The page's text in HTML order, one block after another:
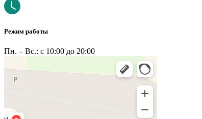
Режим работы
Пн. – Вс.: с 10:00 до 20:00